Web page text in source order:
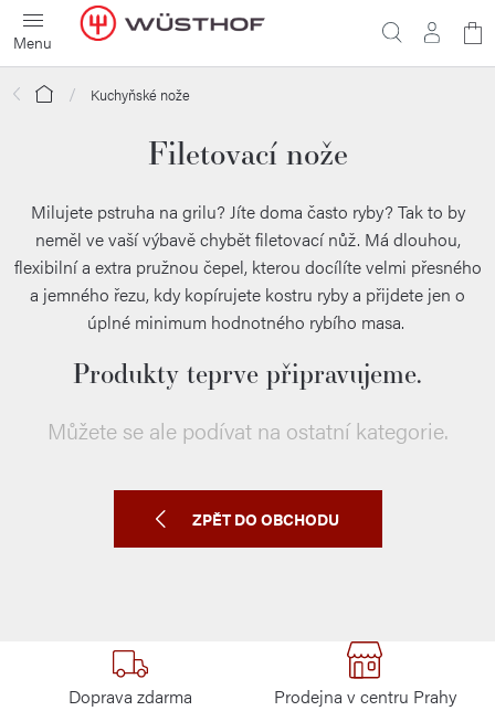
Přejít
na
obsah
Domů Kuchyňské nože
Filetovací nože
Milujete pstruha na grilu? Jíte doma často ryby? Tak to by
neměl ve vaší výbavě chybět filetovací nůž. Má dlouhou,
flexibilní a extra pružnou čepel, kterou docílíte velmi přesného
a jemného řezu, kdy kopírujete kostru ryby a přijdete jen o
úplné minimum hodnotného rybího masa.
Produkty teprve připravujeme.
Můžete se ale podívat na ostatní kategorie.
ZPĚT DO OBCHODU
Doprava zdarma Prodejna v centru Prahy